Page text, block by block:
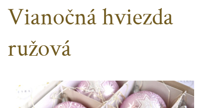
Vianočná hviezda
ružová